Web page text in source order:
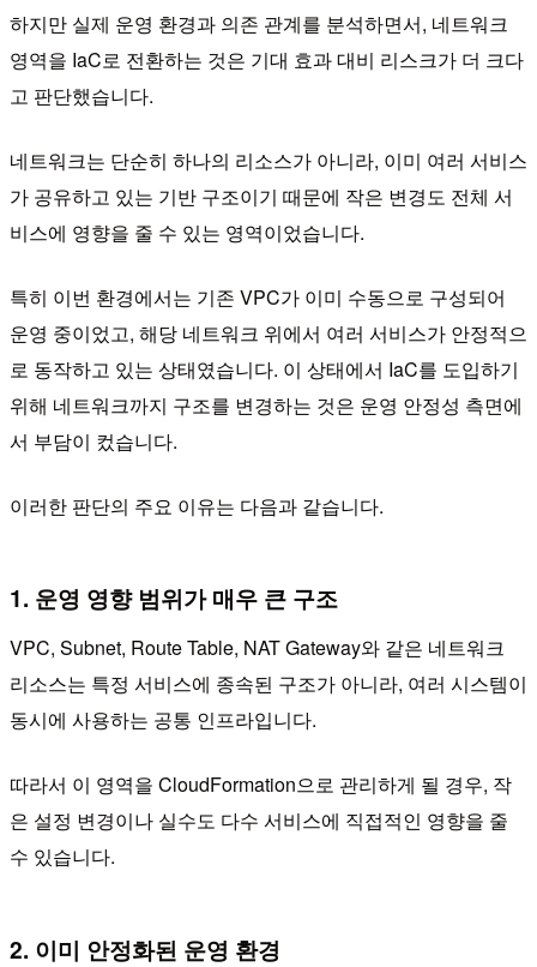
하지만 실제 운영 환경과 의존 관계를 분석하면서, 네트워크
영역을 IaC로 전환하는 것은 기대 효과 대비 리스크가 더 크다
고 판단했습니다.
네트워크는 단순히 하나의 리소스가 아니라, 이미 여러 서비스
가 공유하고 있는 기반 구조이기 때문에 작은 변경도 전체 서
비스에 영향을 줄 수 있는 영역이었습니다.
특히 이번 환경에서는 기존 VPC가 이미 수동으로 구성되어
운영 중이었고, 해당 네트워크 위에서 여러 서비스가 안정적으
로 동작하고 있는 상태였습니다. 이 상태에서 IaC를 도입하기
위해 네트워크까지 구조를 변경하는 것은 운영 안정성 측면에
서 부담이 컸습니다.
이러한 판단의 주요 이유는 다음과 같습니다.
1. 운영 영향 범위가 매우 큰 구조
VPC, Subnet, Route Table, NAT Gateway와 같은 네트워크
리소스는 특정 서비스에 종속된 구조가 아니라, 여러 시스템이
동시에 사용하는 공통 인프라입니다.
따라서 이 영역을 CloudFormation으로 관리하게 될 경우, 작
은 설정 변경이나 실수도 다수 서비스에 직접적인 영향을 줄
수 있습니다.
2. 이미 안정화된 운영 환경